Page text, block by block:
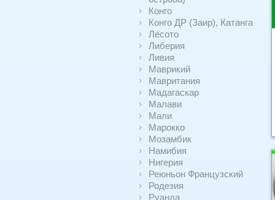
Конго
Конго ДР (Заир), Катанга
Лесото
Либерия
Ливия
Маврикий
Мавритания
Мадагаскар
Малави
Мали
Марокко
Мозамбик
Намибия
Нигерия
Реюньон Французский
Родезия
Руанда